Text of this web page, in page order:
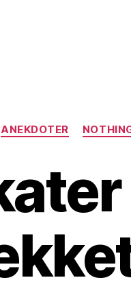
ANEKDOTER